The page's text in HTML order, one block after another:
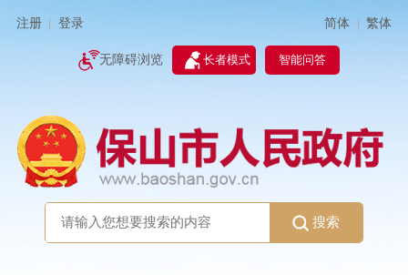
注册 登录 简体 | 繁体
无障碍浏览 长者模式 智能问答
搜索